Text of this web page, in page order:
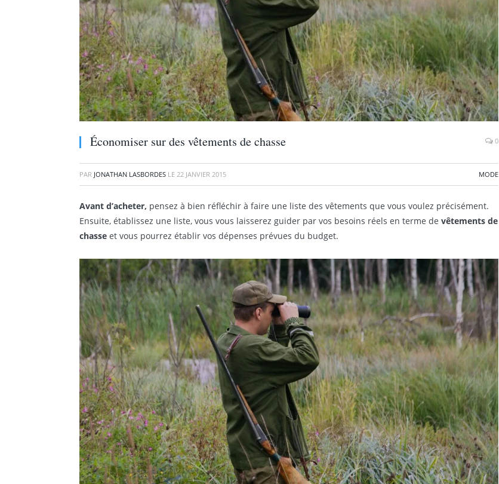
Économiser sur des vêtements de chasse 0
PAR JONATHAN LASBORDES LE 22 JANVIER 2015 MODE
Avant d’acheter, pensez à bien réfléchir à faire une liste des vêtements que vous voulez précisément.
Ensuite, établissez une liste, vous vous laisserez guider par vos besoins réels en terme de vêtements de
chasse et vous pourrez établir vos dépenses prévues du budget.